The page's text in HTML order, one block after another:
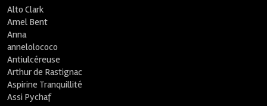
Alto Clark
Amel Bent
Anna
annelolococo
Antiulcéreuse
Arthur de Rastignac
Aspirine Tranquillité
Assi Pychaf